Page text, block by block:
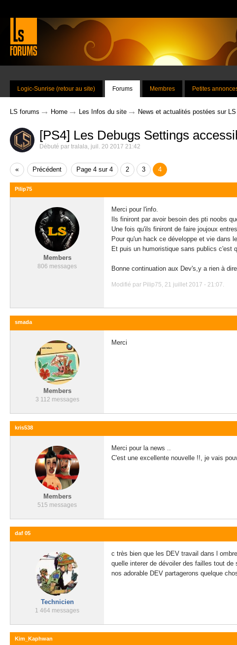
Logic-Sunrise (retour au site) Forums Membres Petites
LS forums → Home → Les Infos du site → News et actualités postées sur LS
[PS4] Les Debugs Settings
Débuté par tralala, juil. 20 2017 21:42
« Précédent Page 4 sur 4 2 3 4
Pilip75
Members
806 messages
Merci pour l'info.
Ils finiront par avoir besoin des pti noobs
Une fois qu'ils finiront de faire joujoux
Pour qu'un hack ce développe et vie dans
Et puis un humoristique sans publics c'est
Bonne continuation aux Dev's,y a rien à
Modifié par Pilip75, 21 juillet 2017 - 21:07.
smada
Members
3 112 messages
Merci
kris538
Members
515 messages
Merci pour la news ..
C'est une excellente nouvelle !!, je vais
daf 05
Technicien
1 464 messages
c très bien que les DEV travail dans l
quelle interer de dévoiler des failles tout
nos adorable DEV partagerons quelque
Kim_Kaphwan